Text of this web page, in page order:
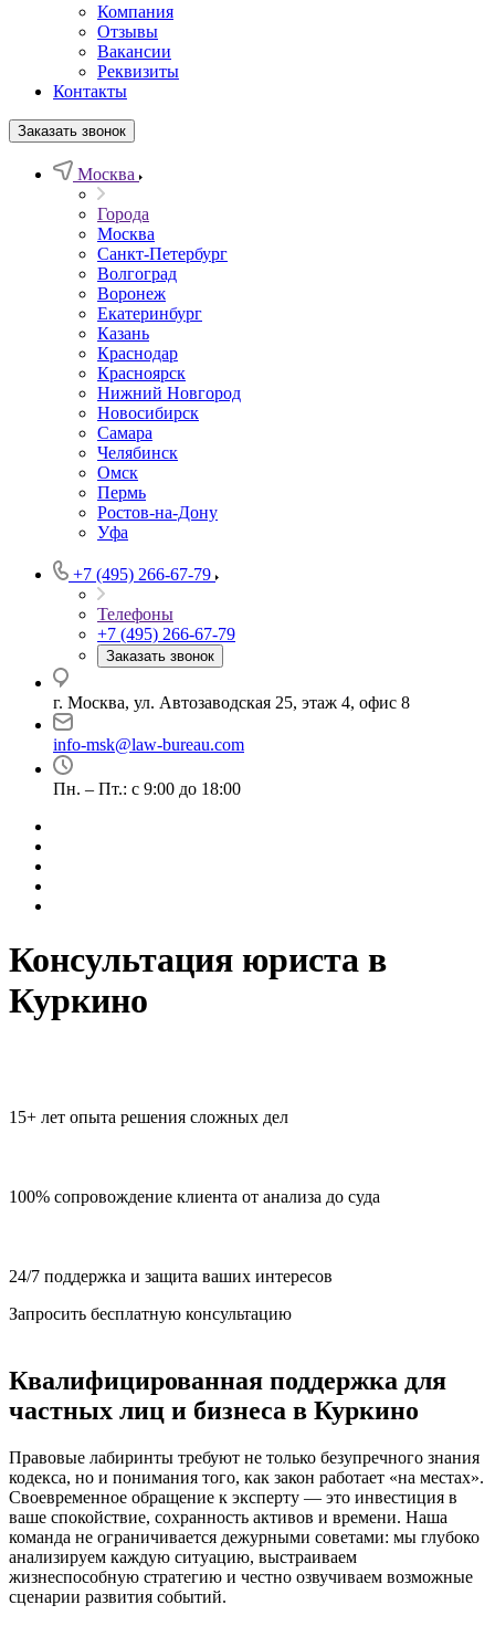
Компания
Отзывы
Вакансии
Реквизиты
Контакты
Заказать звонок
Москва
Города
Москва
Санкт-Петербург
Волгоград
Воронеж
Екатеринбург
Казань
Краснодар
Красноярск
Нижний Новгород
Новосибирск
Самара
Челябинск
Омск
Пермь
Ростов-на-Дону
Уфа
+7 (495) 266-67-79
Телефоны
+7 (495) 266-67-79
Заказать звонок
г. Москва, ул. Автозаводская 25, этаж 4, офис 8
info-msk@law-bureau.com
Пн. – Пт.: с 9:00 до 18:00
Консультация юриста в
Куркино
15+ лет опыта решения сложных дел
100% сопровождение клиента от анализа до суда
24/7 поддержка и защита ваших интересов
Запросить бесплатную консультацию
Квалифицированная поддержка для
частных лиц и бизнеса в Куркино
Правовые лабиринты требуют не только безупречного знания
кодекса, но и понимания того, как закон работает «на местах».
Своевременное обращение к эксперту — это инвестиция в
ваше спокойствие, сохранность активов и времени. Наша
команда не ограничивается дежурными советами: мы глубоко
анализируем каждую ситуацию, выстраиваем
жизнеспособную стратегию и честно озвучиваем возможные
сценарии развития событий.